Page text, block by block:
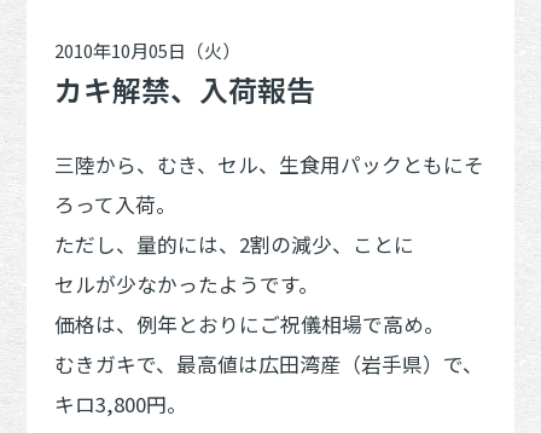
2010年10月05日（火）
カキ解禁、入荷報告
三陸から、むき、セル、生食用パックともにそ
ろって入荷。
ただし、量的には、2割の減少、ことに
セルが少なかったようです。
価格は、例年とおりにご祝儀相場で高め。
むきガキで、最高値は広田湾産（岩手県）で、
キロ3,800円。